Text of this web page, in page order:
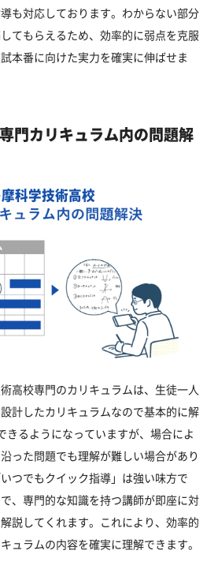
も対応しております。わからない部分
てもらえるため、効率的に弱点を克服
本番に向けた実力を確実に伸ばせま
門カリキュラム内の問題解
科学技術高校
高校専門のカリキュラムは、生徒一人
計したカリキュラムなので基本的に解
きるようになっていますが、場合によ
った問題でも理解が難しい場合があり
つでもクイック指導」は強い味方で
、専門的な知識を持つ講師が即座に対
説してくれます。これにより、効率的
ュラムの内容を確実に理解できます。